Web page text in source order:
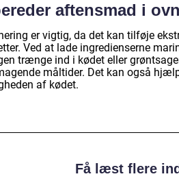
aftensmad i
er vigtig, da det kan tilføje
Ved at lade ingredienserne
trænge ind i kødet eller
måltider. Det kan også
af kødet.
Få læst flere